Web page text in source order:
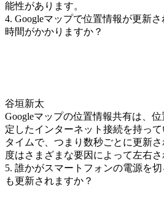
能性があります。
4. Googleマップで位置情報が更新
時間がかかりますか？
谷垣新太
Googleマップの位置情報共有は、
定したインターネット接続を持っ
タイムで、つまり数秒ごとに更新
度はさまざまな要因によって左右さ
5. 誰かがスマートフォンの電源を
も更新されますか？